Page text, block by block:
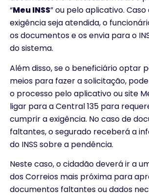
“Meu INSS” ou pelo aplicativo. Caso
exigência seja atendida, o
os documentos e os envia para o
do sistema.
Além disso, se o beneficiário optar
meios para fazer a solicitação,
o processo pelo aplicativo ou site
ligar para a Central 135 para
cumprir a exigência. No caso de
faltantes, o segurado receberá a
do INSS sobre a pendência.
Neste caso, o cidadão deverá ir a
dos Correios mais próxima para
documentos faltantes ou dados